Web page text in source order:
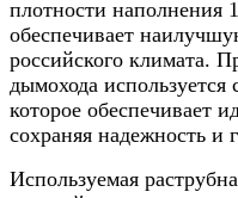
плотности наполнения
обеспечивает
российского климата.
дымохода используется
которое обеспечивает
сохраняя надежность и
Используемая